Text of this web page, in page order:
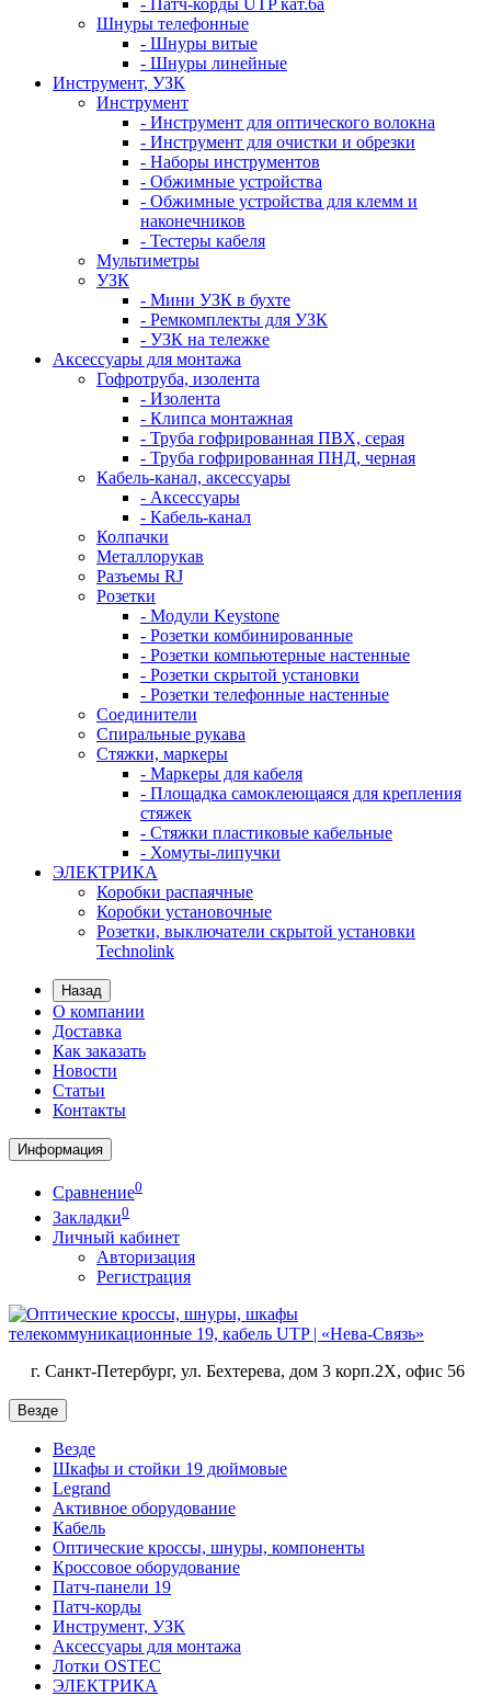
- Патч-корды UTP кат.6а
Шнуры телефонные
- Шнуры витые
- Шнуры линейные
Инструмент, УЗК
Инструмент
- Инструмент для оптического волокна
- Инструмент для очистки и обрезки
- Наборы инструментов
- Обжимные устройства
- Обжимные устройства для клемм и
наконечников
- Тестеры кабеля
Мультиметры
УЗК
- Мини УЗК в бухте
- Ремкомплекты для УЗК
- УЗК на тележке
Аксессуары для монтажа
Гофротруба, изолента
- Изолента
- Клипса монтажная
- Труба гофрированная ПВХ, серая
- Труба гофрированная ПНД, черная
Кабель-канал, аксессуары
- Аксессуары
- Кабель-канал
Колпачки
Металлорукав
Разъемы RJ
Розетки
- Модули Keystone
- Розетки комбинированные
- Розетки компьютерные настенные
- Розетки скрытой установки
- Розетки телефонные настенные
Соединители
Спиральные рукава
Стяжки, маркеры
- Маркеры для кабеля
- Площадка самоклеющаяся для крепления
стяжек
- Стяжки пластиковые кабельные
- Хомуты-липучки
ЭЛЕКТРИКА
Коробки распаячные
Коробки установочные
Розетки, выключатели скрытой установки
Technolink
Назад
О компании
Доставка
Как заказать
Новости
Статьи
Контакты
Информация
Сравнение0
Закладки0
Личный кабинет
Авторизация
Регистрация
г. Санкт-Петербург, ул. Бехтерева, дом 3 корп.2X, офис 56
Везде
Везде
Шкафы и стойки 19 дюймовые
Legrand
Активное оборудование
Кабель
Оптические кроссы, шнуры, компоненты
Кроссовое оборудование
Патч-панели 19
Патч-корды
Инструмент, УЗК
Аксессуары для монтажа
Лотки OSTEC
ЭЛЕКТРИКА